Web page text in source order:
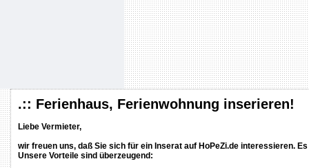
.:: Ferienhaus, Ferienwohnung inserieren!
Liebe Vermieter,
wir freuen uns, daß Sie sich für ein Inserat auf HoPeZi.de interessieren.
Unsere Vorteile sind überzeugend: